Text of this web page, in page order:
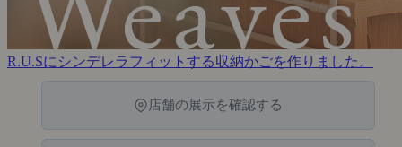
R.U.Sにシンデレラフィットする収納かごを作りました。
店舗の展示を確認する